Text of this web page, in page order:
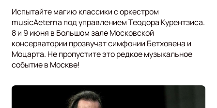
Испытайте магию классики с оркестром
musicAeterna под управлением Теодора Курентзиса.
8 и 9 июня в Большом зале Московской
консерватории прозвучат симфонии Бетховена и
Моцарта. Не пропустите это редкое музыкальное
событие в Москве!